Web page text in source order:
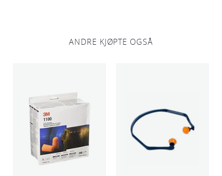
ANDRE KJØPTE OGSÅ